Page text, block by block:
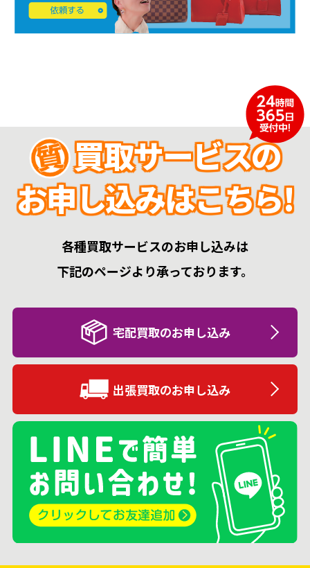
買取サービスの
お申し込みはこちら!
各種買取サービスのお申し込みは
下記のページより承っております。
宅配買取のお申し込み
出張買取のお申し込み